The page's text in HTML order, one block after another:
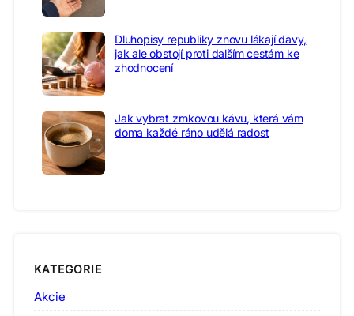
Dluhopisy republiky znovu lákají davy,
jak ale obstojí proti dalším cestám ke
zhodnocení
Jak vybrat zrnkovou kávu, která vám
doma každé ráno udělá radost
KATEGORIE
Akcie